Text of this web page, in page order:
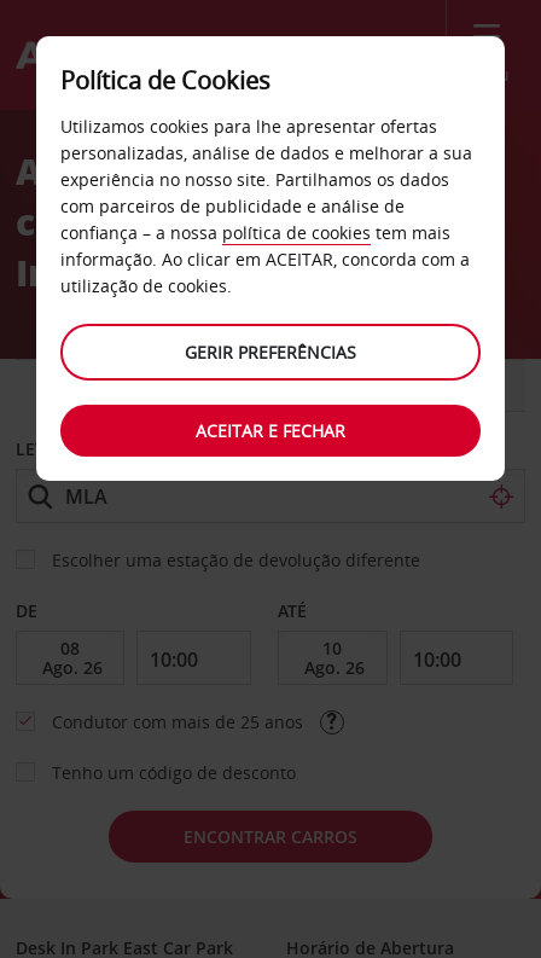
Menu
Welcome
AvisAluguer de
carros Aeroporto
Internacional de Malta
CARRO COMERCIAIS
LEVANTAR EM
Escolher uma estação de devolução diferente
DE ATÉ
Condutor com mais de 25 anos
Tenho um código de desconto
ENCONTRAR CARROS
Desk In Park East Car Park
Horário de Abertura
Política de Cookies
Utilizamos cookies para lhe apresentar ofertas
personalizadas, análise de dados e melhorar a sua
experiência no nosso site. Partilhamos os dados
com parceiros de publicidade e análise de
confiança – a nossa política de cookies tem mais
informação. Ao clicar em ACEITAR, concorda com a
utilização de cookies.
GERIR PREFERÊNCIAS
ACEITAR E FECHAR